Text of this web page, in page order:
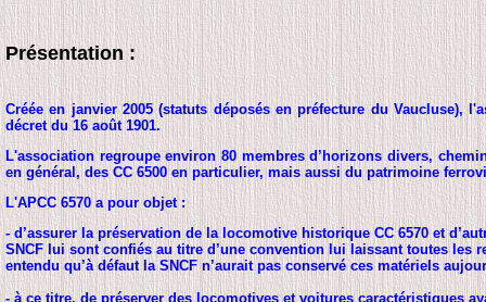
Présentation :
Créée en janvier 2005 (statuts déposés en préfecture du Vaucluse),
décret du 16 août 1901.
L'association regroupe environ 80 membres d’horizons divers,
en général, des CC 6500 en particulier, mais aussi du patrimoine
L'APCC 6570 a pour objet :
- d’assurer la préservation de la locomotive historique CC 6570 et
SNCF lui sont confiés au titre d’une convention lui laissant toutes les
entendu qu’à défaut la SNCF n’aurait pas conservé ces matériels
- à ce titre, de préserver des locomotives et voitures caractéristiques